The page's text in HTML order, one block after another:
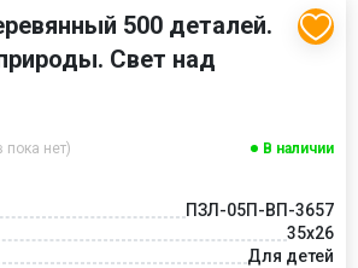
500 деталей.
Свет над
пока нет) В наличии
ПЗЛ-05П-ВП-3657
35х26
Для детей